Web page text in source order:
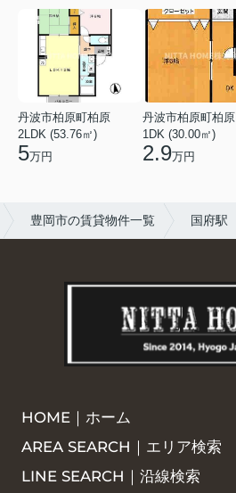
丹波市柏原町柏原
2LDK (53.76㎡)
5万円
丹波市柏原町柏原
1DK (30.00㎡)
2.9万円
豊岡市の賃貸物件一覧 国府駅
HOME｜ホーム
AREA SEARCH｜エリア検索
LINE SEARCH｜沿線検索